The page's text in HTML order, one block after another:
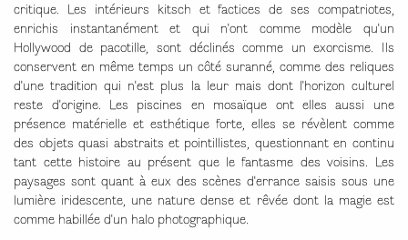
critique. Les intérieurs kitsch et factices de ses compatriotes,
enrichis instantanément et qui n'ont comme modèle qu'un
Hollywood de pacotille, sont déclinés comme un exorcisme. Ils
conservent en même temps un côté suranné, comme des reliques
d'une tradition qui n'est plus la leur mais dont l'horizon culturel
reste d'origine. Les piscines en mosaïque ont elles aussi une
présence matérielle et esthétique forte, elles se révèlent comme
des objets quasi abstraits et pointillistes, questionnant en continu
tant cette histoire au présent que le fantasme des voisins. Les
paysages sont quant à eux des scènes d'errance saisis sous une
lumière iridescente, une nature dense et rêvée dont la magie est
comme habillée d'un halo photographique.